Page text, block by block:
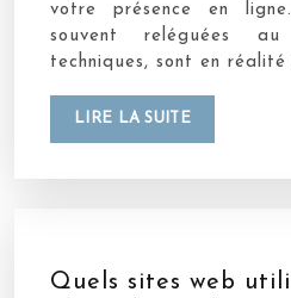
votre présence en
souvent reléguées
techniques, sont en réalité
LIRE LA SUITE
Quels sites web